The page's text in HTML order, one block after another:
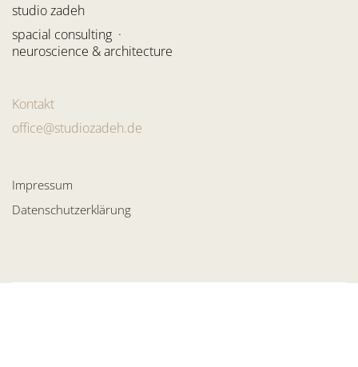
studio zadeh
spacial consulting ·
neuroscience & architecture
Kontakt
office@studiozadeh.de
Impressum
Datenschutzerklärung